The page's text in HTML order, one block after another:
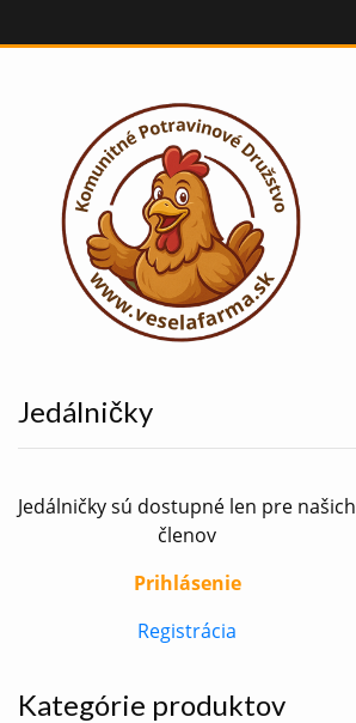
Jedálničky
Jedálničky sú dostupné len pre našich
členov
Prihlásenie
Registrácia
Kategórie produktov